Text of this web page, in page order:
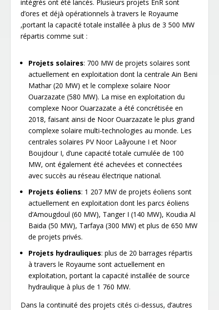
intégrés ont été lancés. Plusieurs projets EnR sont
d’ores et déjà opérationnels à travers le Royaume
,portant la capacité totale installée à plus de 3 500 MW
répartis comme suit :
Projets solaires: 700 MW de projets solaires sont
actuellement en exploitation dont la centrale Ain Beni
Mathar (20 MW) et le complexe solaire Noor
Ouarzazate (580 MW). La mise en exploitation du
complexe Noor Ouarzazate a été concrétisée en
2018, faisant ainsi de Noor Ouarzazate le plus grand
complexe solaire multi-technologies au monde. Les
centrales solaires PV Noor Laâyoune I et Noor
Boujdour I, d’une capacité totale cumulée de 100
MW, ont également été achevées et connectées
avec succès au réseau électrique national.
Projets éoliens: 1 207 MW de projets éoliens sont
actuellement en exploitation dont les parcs éoliens
d’Amougdoul (60 MW), Tanger I (140 MW), Koudia Al
Baida (50 MW), Tarfaya (300 MW) et plus de 650 MW
de projets privés.
Projets hydrauliques: plus de 20 barrages répartis
à travers le Royaume sont actuellement en
exploitation, portant la capacité installée de source
hydraulique à plus de 1 760 MW.
Dans la continuité des projets cités ci-dessus, d’autres